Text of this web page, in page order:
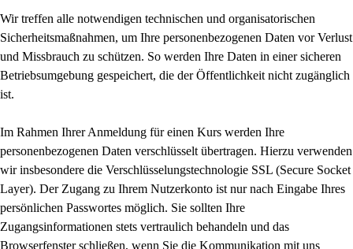
Wir treffen alle notwendigen technischen und organisatorischen
Sicherheitsmaßnahmen, um Ihre personenbezogenen Daten vor Verlust
und Missbrauch zu schützen. So werden Ihre Daten in einer sicheren
Betriebsumgebung gespeichert, die der Öffentlichkeit nicht zugänglich
ist.
Im Rahmen Ihrer Anmeldung für einen Kurs werden Ihre
personenbezogenen Daten verschlüsselt übertragen. Hierzu verwenden
wir insbesondere die Verschlüsselungstechnologie SSL (Secure Socket
Layer). Der Zugang zu Ihrem Nutzerkonto ist nur nach Eingabe Ihres
persönlichen Passwortes möglich. Sie sollten Ihre
Zugangsinformationen stets vertraulich behandeln und das
Browserfenster schließen, wenn Sie die Kommunikation mit uns